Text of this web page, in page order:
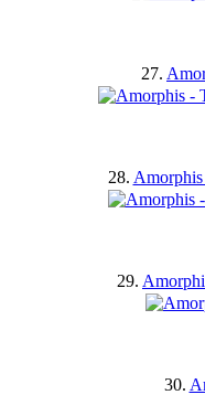
27.
28.
29.
30.